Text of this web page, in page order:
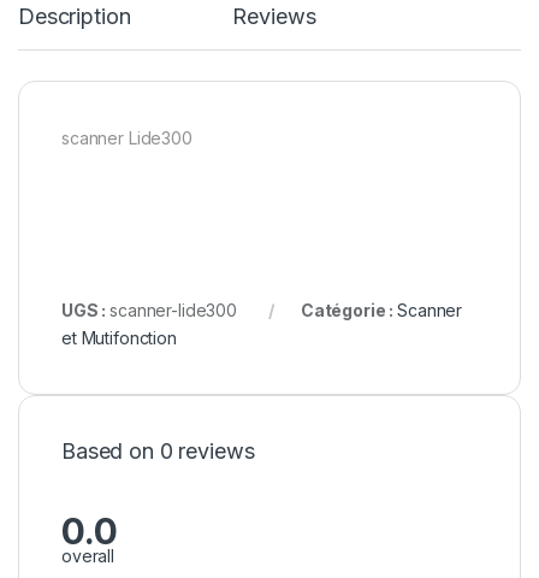
Description Reviews
scanner Lide300
UGS :scanner-lide300 Catégorie :Scanner
et Mutifonction
Based on 0 reviews
0.0
overall